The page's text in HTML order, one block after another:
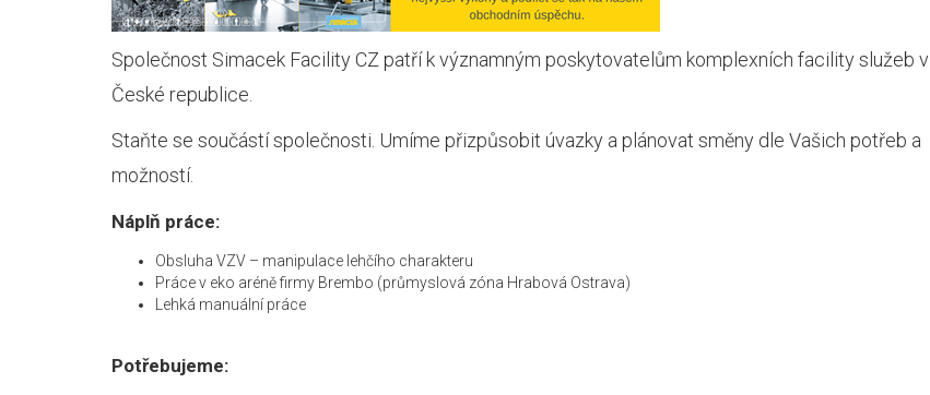
Společnost Simacek Facility CZ patří k významným poskytovatelům komplexních facility služeb v
České republice.
Staňte se součástí společnosti. Umíme přizpůsobit úvazky a plánovat směny dle Vašich potřeb a
možností.
Náplň práce:
Obsluha VZV – manipulace lehčího charakteru
Práce v eko aréně firmy Brembo (průmyslová zóna Hrabová Ostrava)
Lehká manuální práce
Potřebujeme: